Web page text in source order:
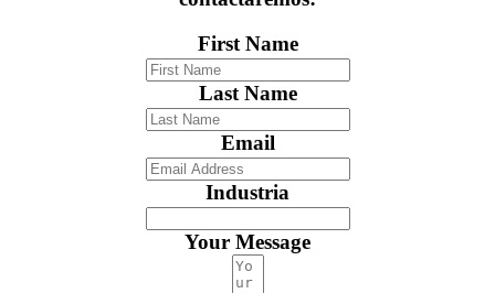
First Name
Last Name
Email
Industria
Your Message